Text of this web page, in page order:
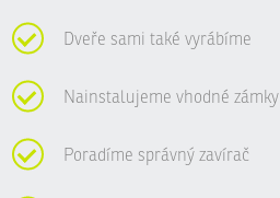
Dveře sami také vyrábíme
Nainstalujeme vhodné zámky
Poradíme správný zavírač